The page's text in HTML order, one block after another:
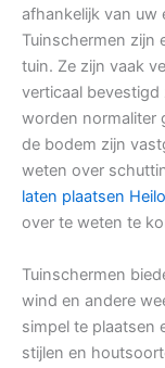
afhankelijk van uw
Tuinschermen zijn
tuin. Ze zijn vaak
verticaal
worden normaliter
de bodem zijn
weten over
laten plaatsen
over te weten te
Tuinschermen
wind en andere
simpel te plaatsen
stijlen en